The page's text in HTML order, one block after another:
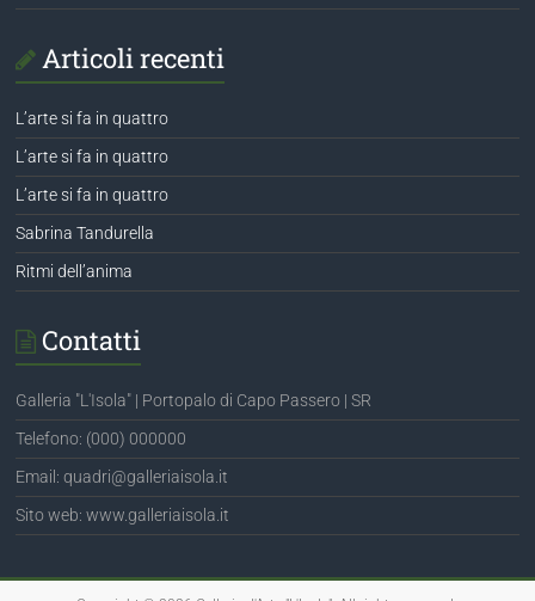
Articoli recenti
L’arte si fa in quattro
L’arte si fa in quattro
L’arte si fa in quattro
Sabrina Tandurella
Ritmi dell’anima
Contatti
Galleria "L'Isola" | Portopalo di Capo Passero | SR
Telefono: (000) 000000
Email: quadri@galleriaisola.it
Sito web: www.galleriaisola.it